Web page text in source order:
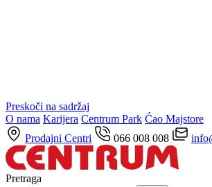
Preskoči na sadržaj
O nama Karijera Centrum Park Ćao Majstore
Prodajni Centri
066 008 008
Pretraga